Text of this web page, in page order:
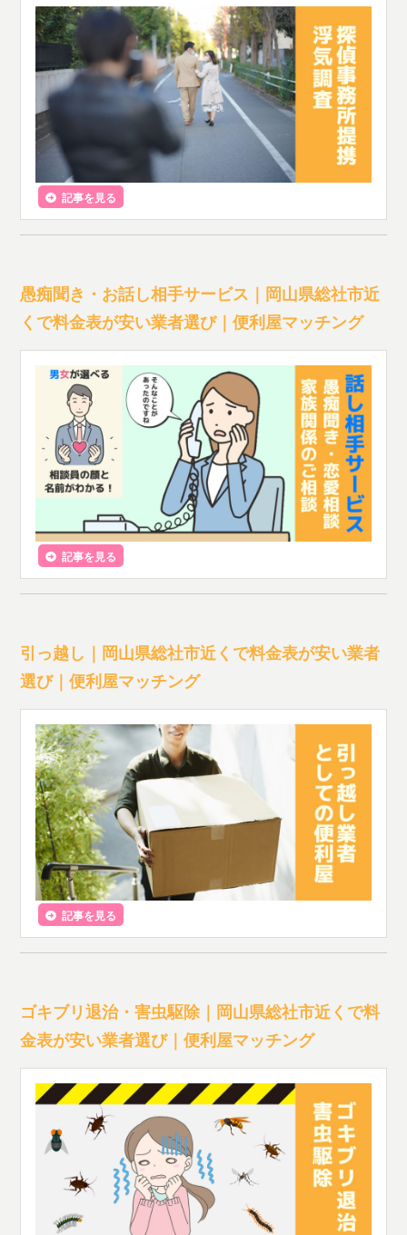
記事を見る
愚痴聞き・お話し相手サービス｜岡山県総社市近
くで料金表が安い業者選び｜便利屋マッチング
記事を見る
引っ越し｜岡山県総社市近くで料金表が安い業者
選び｜便利屋マッチング
記事を見る
ゴキブリ退治・害虫駆除｜岡山県総社市近くで料
金表が安い業者選び｜便利屋マッチング